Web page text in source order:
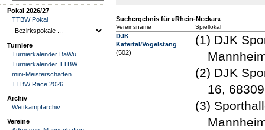
Pokal 2026/27
TTBW Pokal
Turniere
Turnierkalender BaWü
Turnierkalender TTBW
mini-Meisterschaften
TTBW Race 2026
Archiv
Wettkampfarchiv
Vereine
Suchergebnis für »Rhein-Neckar«
Vereinsname Spiellokal
DJK
Käfertal/Vogelstang
(502)
(1) DJK
(2) DJK
16,
(3)